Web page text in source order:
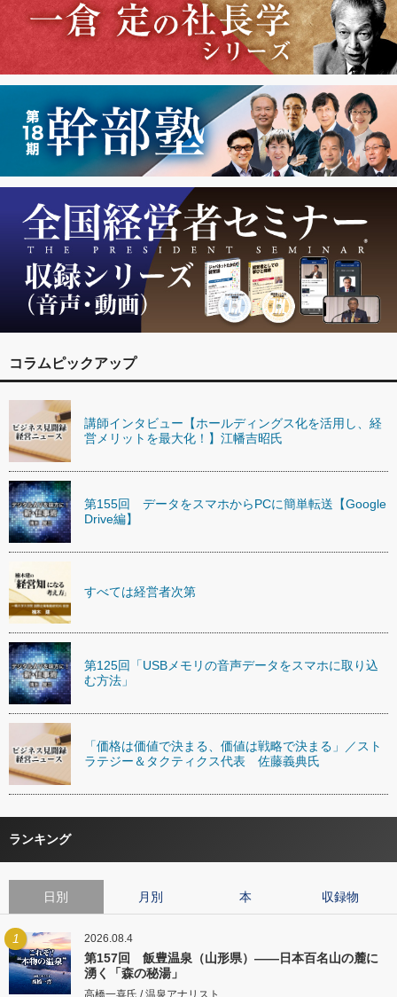
コラムピックアップ
講師インタビュー【ホールディングス化を活用し、経
営メリットを最大化！】江幡吉昭氏
第155回 データをスマホからPCに簡単転送【Google
Drive編】
すべては経営者次第
第125回「USBメモリの音声データをスマホに取り込
む方法」
「価格は価値で決まる、価値は戦略で決まる」／スト
ラテジー＆タクティクス代表 佐藤義典氏
ランキング
日別 月別 本 収録物
1 2026.08.4
第157回 飯豊温泉（山形県）――日本百名山の麓に
湧く「森の秘湯」
高橋一喜氏 / 温泉アナリスト